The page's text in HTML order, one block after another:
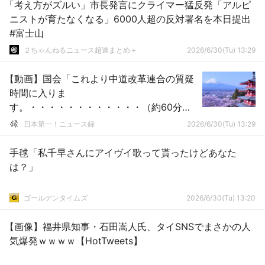
「考え方がズルい」市長発言にクライマー猛反発「アルピ
ニストが育たなくなる」6000人超の反対署名を本日提出
#富士山
２ちゃんねるニュース超速まとめ＋ 2026/6/30(Tu) 13:29
【動画】国会「これより中道改革連合の質疑
時間に入りま
す。・・・・・・・・・・・・（約60分経
過）」日本第一！ニュース録 2026/6/30(Tu) 13:29
手毬「私千早さんにアイヴイ歌って貰ったけどあなた
は？」
ゴールデンタイムズ 2026/6/30(Tu) 13:20
【画像】福井県知事・石田嵩人氏、タイSNSでまさかの人
気爆発ｗｗｗｗ【HotTweets】